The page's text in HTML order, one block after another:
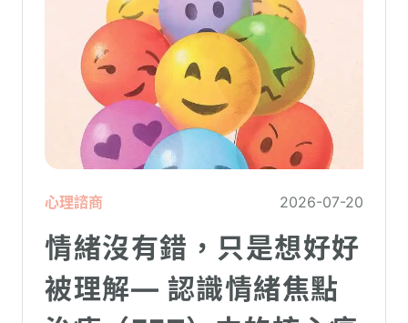
心理諮商 2026-07-20
情緒沒有錯，只是想好好
被理解— 認識情緒焦點